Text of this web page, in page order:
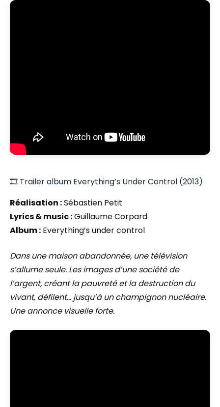
🎞️ Trailer album Everything’s Under Control (2013)
Réalisation :Sébastien Petit
Lyrics & music :Guillaume Corpard
Album : Everything’s under control
Dans une maison abandonnée, une télévision
s’allume seule. Les images d’une société de
l’argent, créant la pauvreté et la destruction du
vivant, défilent… jusqu’à un champignon nucléaire.
Une annonce visuelle forte.